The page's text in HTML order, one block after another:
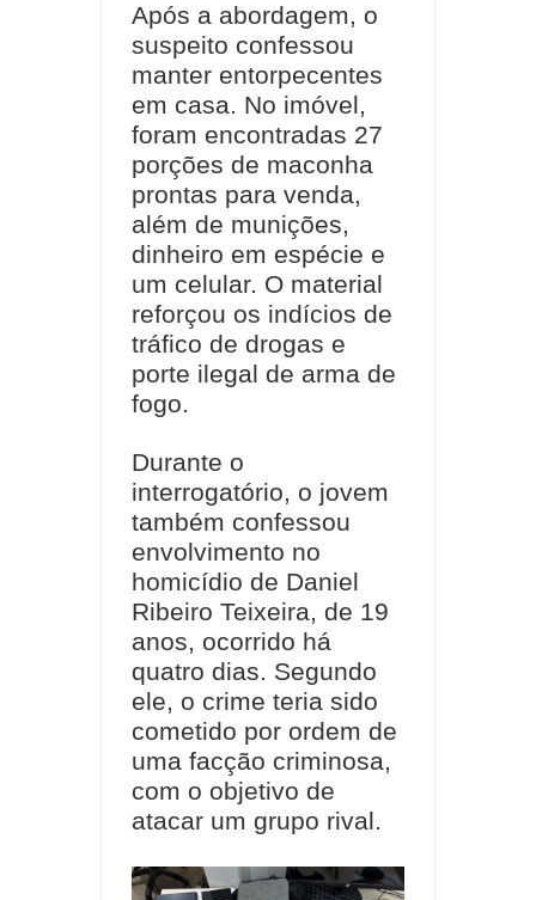
Após a abordagem, o
suspeito confessou
manter entorpecentes
em casa. No imóvel,
foram encontradas 27
porções de maconha
prontas para venda,
além de munições,
dinheiro em espécie e
um celular. O material
reforçou os indícios de
tráfico de drogas e
porte ilegal de arma de
fogo.
Durante o
interrogatório, o jovem
também confessou
envolvimento no
homicídio de Daniel
Ribeiro Teixeira, de 19
anos, ocorrido há
quatro dias. Segundo
ele, o crime teria sido
cometido por ordem de
uma facção criminosa,
com o objetivo de
atacar um grupo rival.